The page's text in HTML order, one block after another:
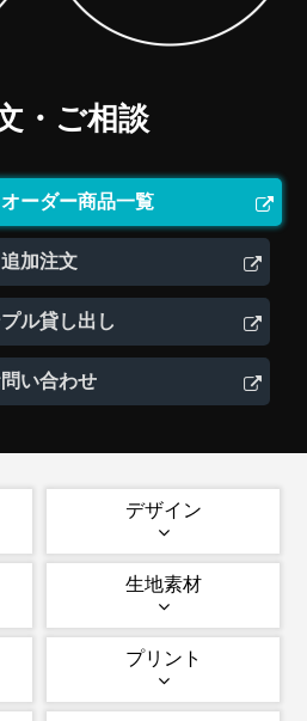
・ご相談
ーダー商品一覧
追加注文
ル貸し出し
い合わせ
デザイン
生地素材
プリント